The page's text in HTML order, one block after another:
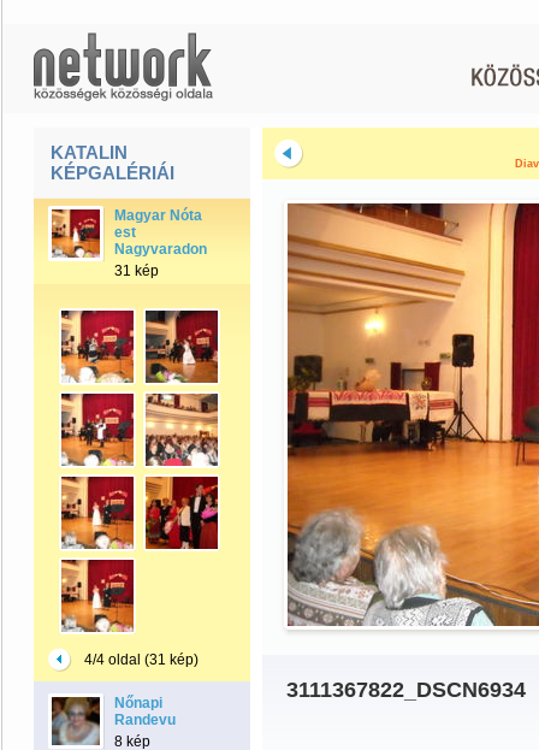
KATALIN
KÉPGALÉRIÁI
Magyar Nóta
est
Nagyvaradon
31 kép
4/4 oldal (31 kép)
Nőnapi
Randevu
8 kép
3111367822_DSCN6934